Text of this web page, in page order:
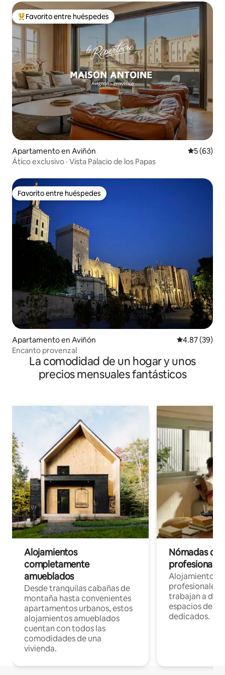
Favorito entre huéspedes preferido
Favorito entre huéspedes
Apartamento en Aviñón
5 (63)
Ático exclusivo · Vista Palacio de los Papas
Favorito entre huéspedes
Favorito entre huéspedes
Apartamento en Aviñón Calificación
4.87 (39)
Encanto provenzal
La comodidad de un hogar y unos
precios mensuales fantásticos
Alojamientos
completamente
amueblados
Desde tranquilas cabañas de
montaña hasta convenientes
apartamentos urbanos, estos
alojamientos amueblados
cuentan con todos las
comodidades de una
vivienda.
Nómadas
Alojamientos
profesionales
trabajan a
espacios de
dedicados.